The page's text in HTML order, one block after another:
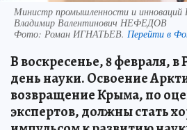
Министр промышленности и инноваций
Владимир Валентинович НЕФЕДОВ
Фото: Роман ИГНАТЬЕВ. Перейти в
В воскресенье, 8 февраля, в
день науки. Освоение
возвращение Крыма, по
экспертов, должны стать